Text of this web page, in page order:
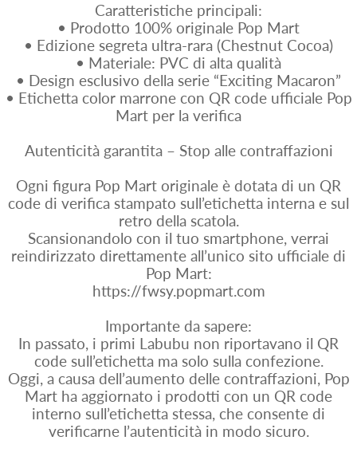
Caratteristiche principali:
• Prodotto 100% originale Pop Mart
• Edizione segreta ultra-rara (Chestnut Cocoa)
• Materiale: PVC di alta qualità
• Design esclusivo della serie “Exciting Macaron”
• Etichetta color marrone con QR code ufficiale Pop
Mart per la verifica
Autenticità garantita – Stop alle contraffazioni
Ogni figura Pop Mart originale è dotata di un QR
code di verifica stampato sull’etichetta interna e sul
retro della scatola.
Scansionandolo con il tuo smartphone, verrai
reindirizzato direttamente all’unico sito ufficiale di
Pop Mart:
https://fwsy.popmart.com
Importante da sapere:
In passato, i primi Labubu non riportavano il QR
code sull’etichetta ma solo sulla confezione.
Oggi, a causa dell’aumento delle contraffazioni, Pop
Mart ha aggiornato i prodotti con un QR code
interno sull’etichetta stessa, che consente di
verificarne l’autenticità in modo sicuro.